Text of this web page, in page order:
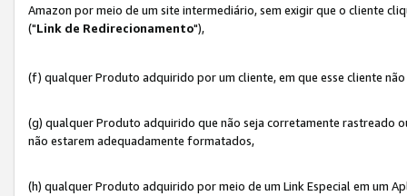
Amazon por meio de um site intermediário, sem exigir que o cliente
("Link de Redirecionamento"),
(f) qualquer Produto adquirido por um cliente, em que esse cliente
(g) qualquer Produto adquirido que não seja corretamente rastreado
não estarem adequadamente formatados,
(h) qualquer Produto adquirido por meio de um Link Especial em um